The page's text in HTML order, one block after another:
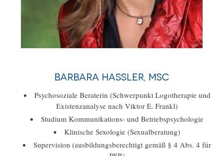
Barbara Hassler, MSc
Psychosoziale Beraterin (Schwerpunkt Logotherapie und
Existenzanalyse nach Viktor E. Frankl)
Studium Kommunikations- und Betriebspsychologie
Klinische Sexologie (Sexualberatung)
Supervision (ausbildungsberechtigt gemäß § 4 Abs. 4 für